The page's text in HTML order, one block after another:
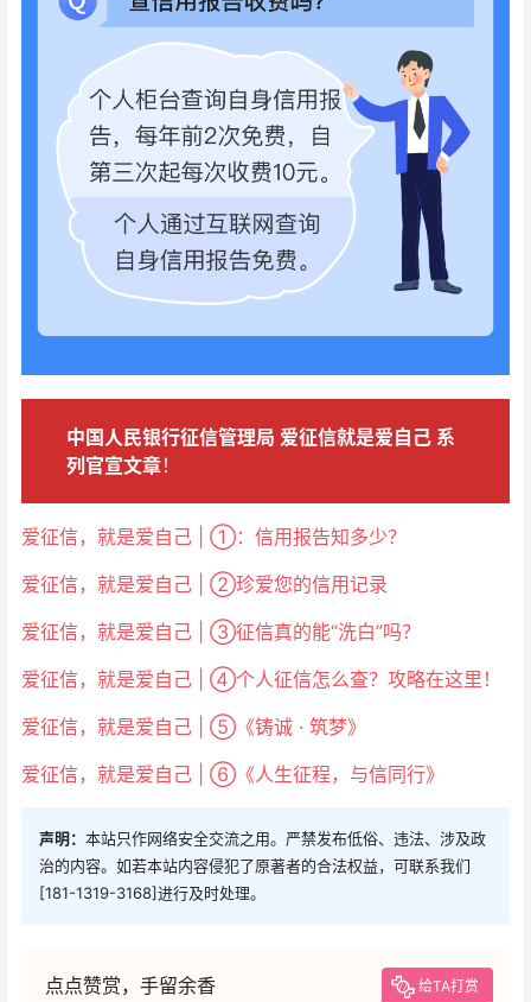
中国人民银行征信管理局 爱征信就是爱自己 系
列官宣文章！
爱征信，就是爱自己 | ①：信用报告知多少？
爱征信，就是爱自己 | ②珍爱您的信用记录
爱征信，就是爱自己 | ③征信真的能“洗白”吗？
爱征信，就是爱自己 | ④个人征信怎么查？攻略在这里！
爱征信，就是爱自己 | ⑤《铸诚 · 筑梦》
爱征信，就是爱自己 | ⑥《人生征程，与信同行》
声明： 本站只作网络安全交流之用。严禁发布低俗、违法、涉及政
治的内容。如若本站内容侵犯了原著者的合法权益，可联系我们
[181-1319-3168]进行及时处理。
点点赞赏，手留余香 给TA打赏